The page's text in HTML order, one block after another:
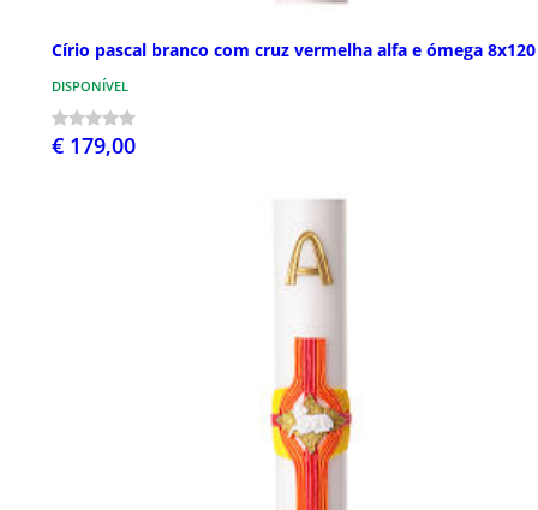
Círio pascal branco com cruz vermelha alfa e ómega
DISPONÍVEL
€ 179,00